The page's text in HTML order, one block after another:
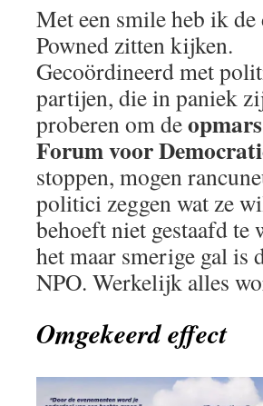
Met een smile heb ik de
Powned zitten kijken.
Gecoördineerd met
partijen, die in paniek
proberen om deopmars
Forum voor
stoppen, mogen
politici zeggen wat ze
behoeft niet gestaafd te
het maar smerige gal is
NPO. Werkelijk alles
Omgekeerd effect